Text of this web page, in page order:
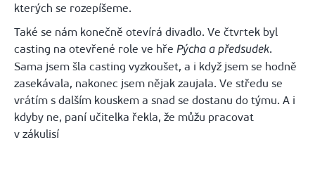
kterých se rozepíšeme.
Také se nám konečně otevírá divadlo. Ve čtvrtek byl
casting na otevřené role ve hře Pýcha a předsudek.
Sama jsem šla casting vyzkoušet, a i když jsem se hodně
zasekávala, nakonec jsem nějak zaujala. Ve středu se
vrátím s dalším kouskem a snad se dostanu do týmu. A i
kdyby ne, paní učitelka řekla, že můžu pracovat
v zákulisí